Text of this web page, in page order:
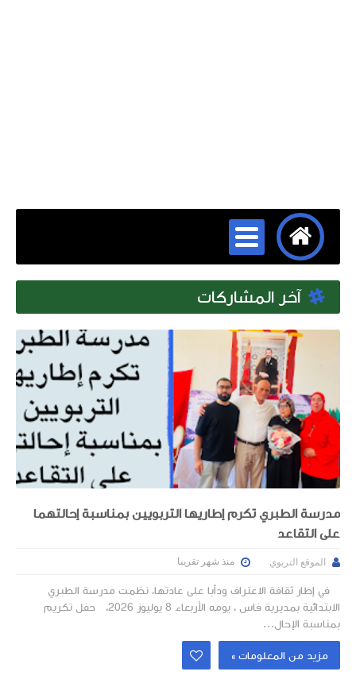
آخر المشاركات
مدرسة الطبري تكرم إطاريها التربويين بمناسبة إحالتهما
على التقاعد
الموقع التربوي منذ شهر تقريبا
في إطار ثقافة الاعتراف ودأبا على عادتها، نظمت مدرسة الطبري
الابتدائية بمديرية فاس ، يومه الأربعاء 8 يوليوز 2026، حفل تكريم
بمناسبة الإحال...
مزيد من المعلومات »